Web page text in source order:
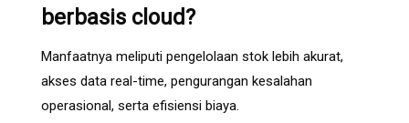
berbasis cloud?
Manfaatnya meliputi pengelolaan stok lebih akurat,
akses data real-time, pengurangan kesalahan
operasional, serta efisiensi biaya.